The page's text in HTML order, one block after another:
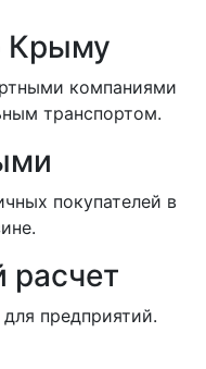
Крыму
компаниями
транспортом.
покупателей в
расчет
предприятий.